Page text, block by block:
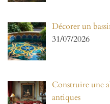
Décorer un
31/07/2026
Construire une
antiques